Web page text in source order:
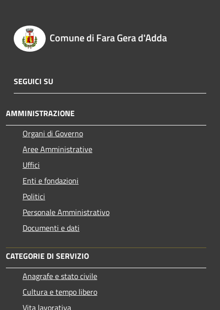
Comune di Fara Gera d'Adda
SEGUICI SU
AMMINISTRAZIONE
Organi di Governo
Aree Amministrative
Uffici
Enti e fondazioni
Politici
Personale Amministrativo
Documenti e dati
CATEGORIE DI SERVIZIO
Anagrafe e stato civile
Cultura e tempo libero
Vita lavorativa